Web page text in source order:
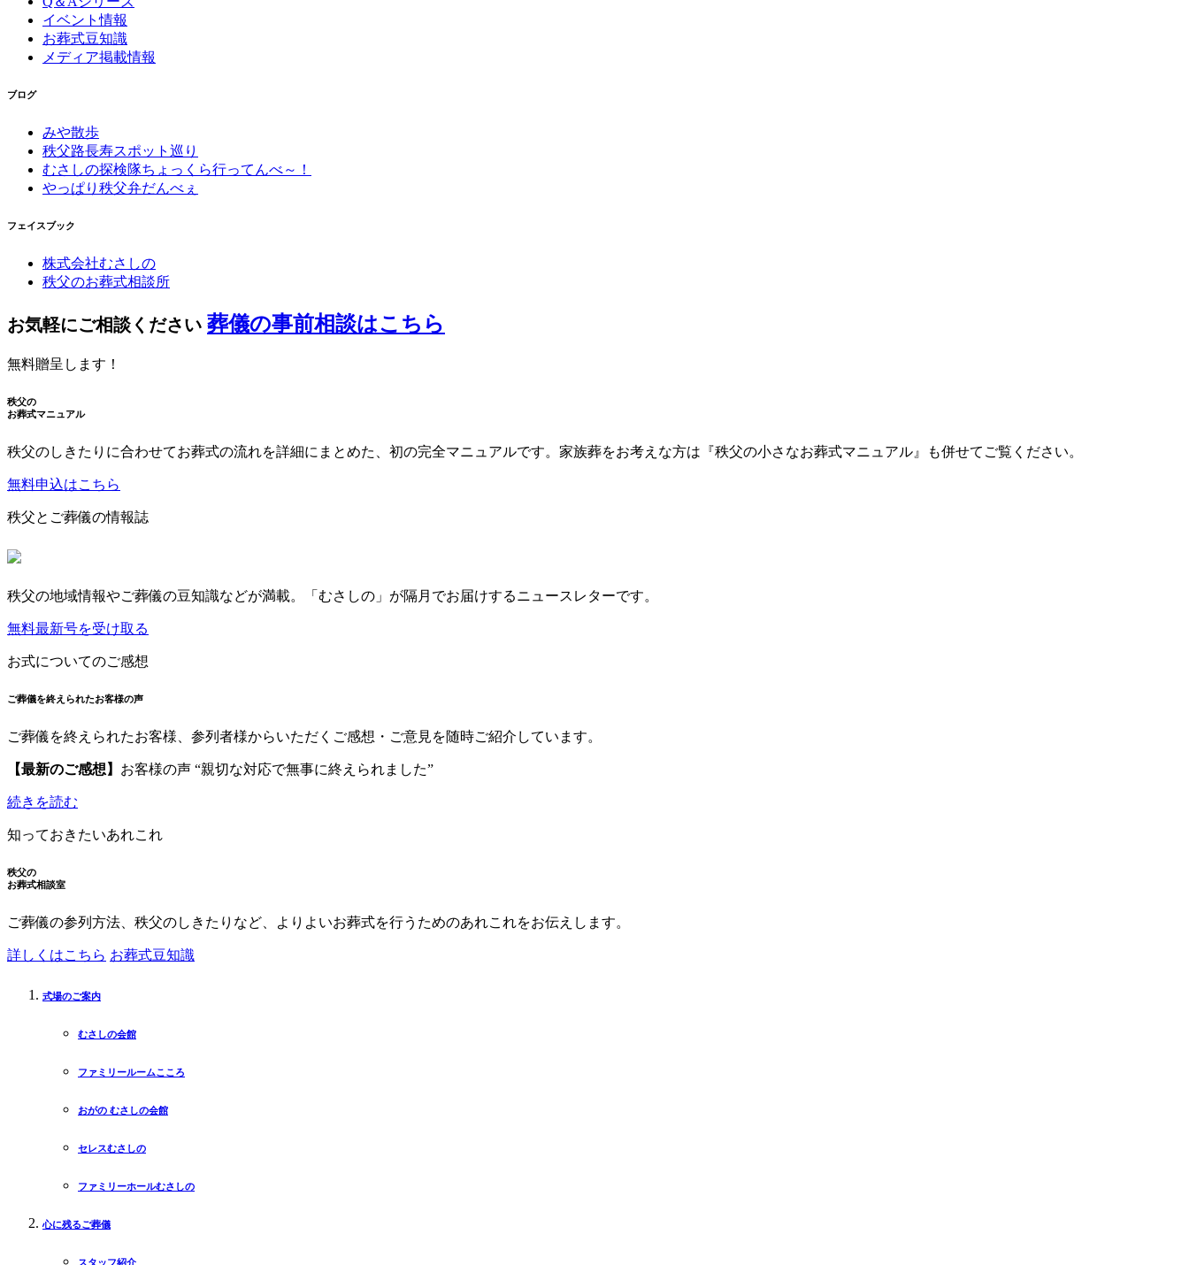
イベント情報
お葬式豆知識
メディア掲載情報
ブログ
みや散歩
秩父路長寿スポット巡り
むさしの探検隊ちょっくら行ってんべ～！
やっぱり秩父弁だんべぇ
フェイスブック
株式会社むさしの
秩父のお葬式相談所
お気軽にご相談ください 葬儀の事前相談はこちら
無料贈呈します！
秩父の
お葬式マニュアル
秩父のしきたりに合わせてお葬式の流れを詳細にまとめた、初の完全マニュアルです。家族葬をお考えな方は『秩父の小さなお葬式マニュアル』も併せてご覧ください。
無料申込はこちら
秩父とご葬儀の情報誌
秩父の地域情報やご葬儀の豆知識などが満載。「むさしの」が隔月でお届けするニュースレターです。
無料最新号を受け取る
お式についてのご感想
ご葬儀を終えられたお客様の声
ご葬儀を終えられたお客様、参列者様からいただくご感想・ご意見を随時ご紹介しています。
【最新のご感想】 お客様の声 “親切な対応で無事に終えられました”
続きを読む
知っておきたいあれこれ
秩父の
お葬式相談室
ご葬儀の参列方法、秩父のしきたりなど、よりよいお葬式を行うためのあれこれをお伝えします。
詳しくはこちら お葬式豆知識
式場のご案内
むさしの会館
ファミリールームこころ
おがの むさしの会館
セレスむさしの
ファミリーホールむさしの
心に残るご葬儀
スタッフ紹介